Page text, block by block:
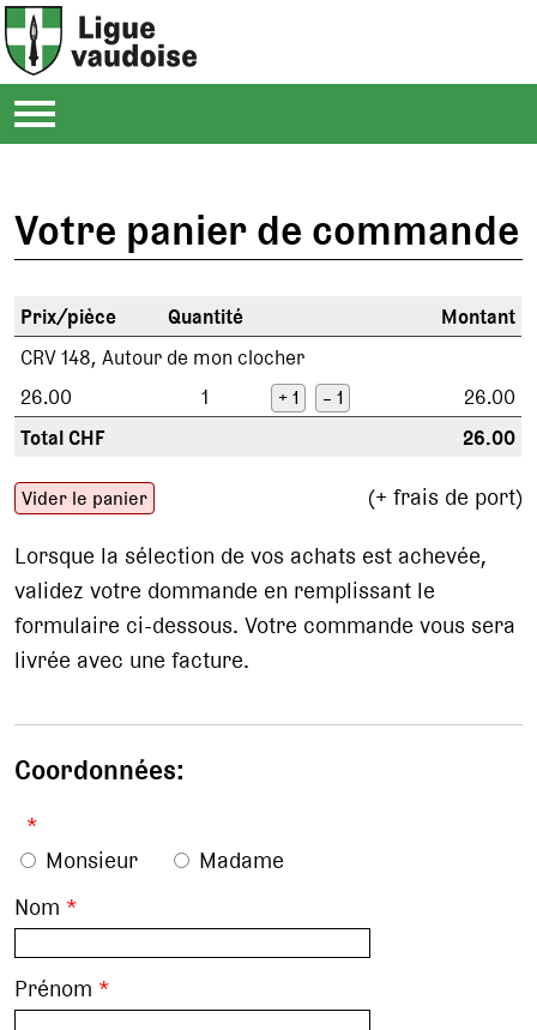
Votre panier de commande
Prix/pièce Quantité
Montant
CRV 148, Autour de mon clocher
26.00
1 + 1 – 1
26.00
Total CHF
26.00
(+ frais de port)
Vider le panier
Lorsque la sélection de vos achats est achevée,
validez votre dommande en remplissant le
formulaire ci-dessous. Votre commande vous sera
livrée avec une facture.
Coordonnées:
*
Monsieur
Madame
Nom *
Prénom *